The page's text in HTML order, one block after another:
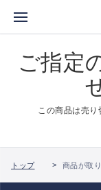
ご指定
この商品は売り
トップ 商品が取